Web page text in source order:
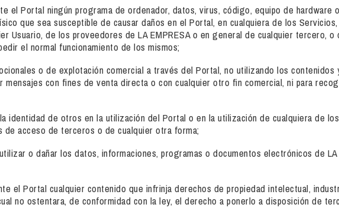
el Portal ningún programa de ordenador, datos, virus, código, equipo de hardware
que sea susceptible de causar daños en el Portal, en cualquiera de los
Usuario, de los proveedores de LA EMPRESA o en general de cualquier tercero,
el normal funcionamiento de los mismos;
o de explotación comercial a través del Portal, no utilizando los
con fines de venta directa o con cualquier otro fin comercial, ni para
identidad de otros en la utilización del Portal o en la utilización de cualquiera de
acceso de terceros o de cualquier otra forma;
o dañar los datos, informaciones, programas o documentos electrónicos de
el Portal cualquier contenido que infrinja derechos de propiedad intelectual,
no ostentara, de conformidad con la ley, el derecho a ponerlo a disposición de